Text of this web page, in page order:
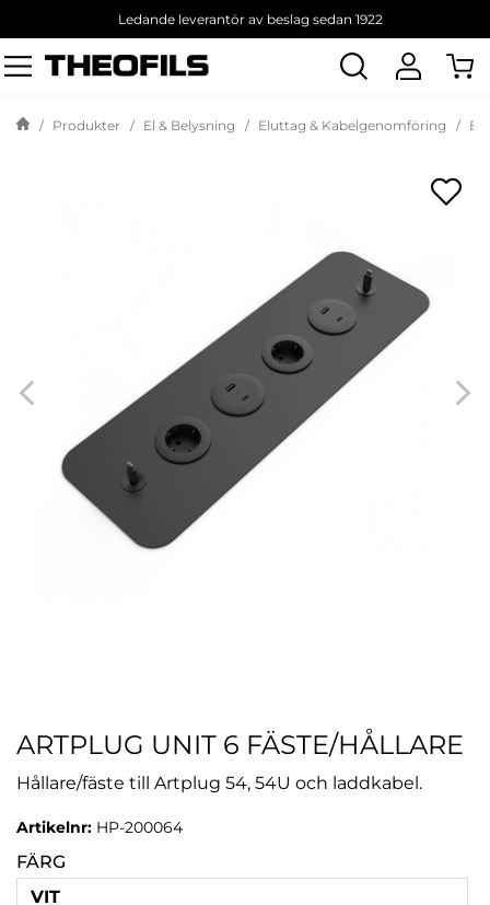
Ledande leverantör av beslag sedan 1922
Sök
produkt
Produkter El & Belysning Eluttag & Kabelgenomföring
ARTPLUG UNIT 6 FÄSTE/HÅLLARE
Hållare/fäste till Artplug 54, 54U och laddkabel.
Artikelnr: HP-200064
FÄRG
VIT